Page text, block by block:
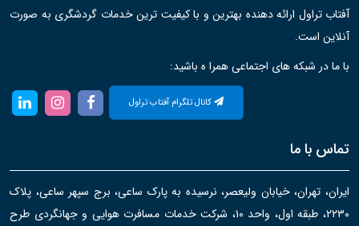
آفتاب تراول ارائه دهنده بهترین و با کیفیت ترین خدمات گردشگری به صورت
آنلاین است.
با ما در شبکه های اجتماعی همرا ه باشید:
کانال تلگرام آفتاب تراول
تماس با ما
ایران، تهران، خیابان ولیعصر، نرسیده به پارک ساعی، برج سپهر ساعی، پلاک
۲۲۳۰، طبقه اول، واحد ۱۰، شرکت خدمات مسافرت هوایی و جهانگردی طرح